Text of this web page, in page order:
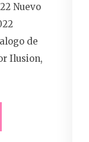
Nuevo
de
Ilusion,